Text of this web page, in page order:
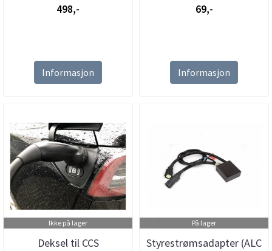
498,-
Informasjon
69,-
Informasjon
Ikke på lager
Deksel til CCS
På lager
Styrestrømsadapter (ALC